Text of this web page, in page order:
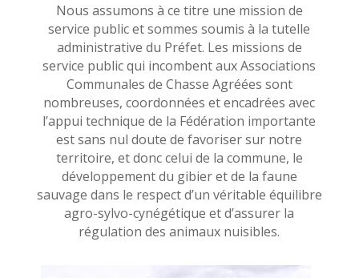
Nous assumons à ce titre une mission de
service public et sommes soumis à la tutelle
administrative du Préfet. Les missions de
service public qui incombent aux Associations
Communales de Chasse Agréées sont
nombreuses, coordonnées et encadrées avec
l’appui technique de la Fédération importante
est sans nul doute de favoriser sur notre
territoire, et donc celui de la commune, le
développement du gibier et de la faune
sauvage dans le respect d’un véritable équilibre
agro-sylvo-cynégétique et d’assurer la
régulation des animaux nuisibles.